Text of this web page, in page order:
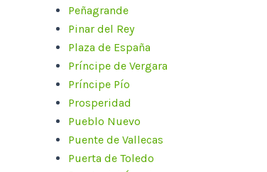
Peñagrande
Pinar del Rey
Plaza de España
Príncipe de Vergara
Príncipe Pío
Prosperidad
Pueblo Nuevo
Puente de Vallecas
Puerta de Toledo